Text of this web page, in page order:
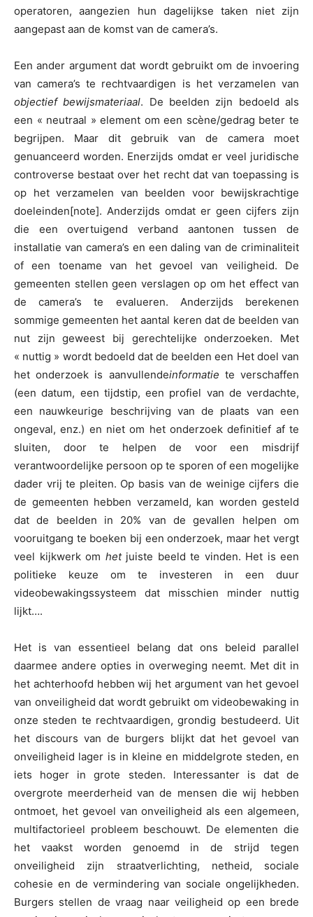
operatoren, aangezien hun dagelijkse taken niet zijn
aangepast aan de komst van de camera’s.
Een ander argument dat wordt gebruikt om de invoering
van camera’s te rechtvaardigen is het verzamelen van
objectief bewijsmateriaal. De beelden zijn bedoeld als
een « neutraal » element om een scène/gedrag beter te
begrijpen. Maar dit gebruik van de camera moet
genuanceerd worden. Enerzijds omdat er veel juridische
controverse bestaat over het recht dat van toepassing is
op het verzamelen van beelden voor bewijskrachtige
doeleinden[note]. Anderzijds omdat er geen cijfers zijn
die een overtuigend verband aantonen tussen de
installatie van camera’s en een daling van de criminaliteit
of een toename van het gevoel van veiligheid. De
gemeenten stellen geen verslagen op om het effect van
de camera’s te evalueren. Anderzijds berekenen
sommige gemeenten het aantal keren dat de beelden van
nut zijn geweest bij gerechtelijke onderzoeken. Met
« nuttig » wordt bedoeld dat de beelden een Het doel van
het onderzoek is aanvullendeinformatie te verschaffen
(een datum, een tijdstip, een profiel van de verdachte,
een nauwkeurige beschrijving van de plaats van een
ongeval, enz.) en niet om het onderzoek definitief af te
sluiten, door te helpen de voor een misdrijf
verantwoordelijke persoon op te sporen of een mogelijke
dader vrij te pleiten. Op basis van de weinige cijfers die
de gemeenten hebben verzameld, kan worden gesteld
dat de beelden in 20% van de gevallen helpen om
vooruitgang te boeken bij een onderzoek, maar het vergt
veel kijkwerk om het juiste beeld te vinden. Het is een
politieke keuze om te investeren in een duur
videobewakingssysteem dat misschien minder nuttig
lijkt….
Het is van essentieel belang dat ons beleid parallel
daarmee andere opties in overweging neemt. Met dit in
het achterhoofd hebben wij het argument van het gevoel
van onveiligheid dat wordt gebruikt om videobewaking in
onze steden te rechtvaardigen, grondig bestudeerd. Uit
het discours van de burgers blijkt dat het gevoel van
onveiligheid lager is in kleine en middelgrote steden, en
iets hoger in grote steden. Interessanter is dat de
overgrote meerderheid van de mensen die wij hebben
ontmoet, het gevoel van onveiligheid als een algemeen,
multifactorieel probleem beschouwt. De elementen die
het vaakst worden genoemd in de strijd tegen
onveiligheid zijn straatverlichting, netheid, sociale
cohesie en de vermindering van sociale ongelijkheden.
Burgers stellen de vraag naar veiligheid op een brede